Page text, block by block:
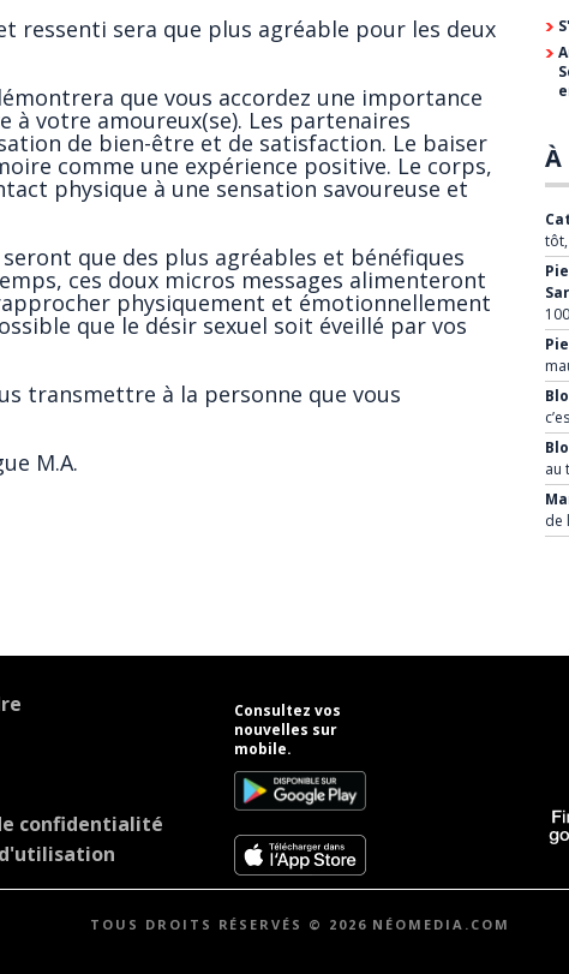
ressenti sera que plus agréable pour les deux
que vous accordez une importance
votre amoureux(se). Les partenaires
de bien-être et de satisfaction. Le baiser
comme une expérience positive. Le corps,
physique à une sensation savoureuse et
que des plus agréables et bénéfiques
ces doux micros messages alimenteront
physiquement et émotionnellement
que le désir sexuel soit éveillé par vos
transmettre à la personne que vous
M.A.
À
au
de
confidentialité
Consultez vos
nouvelles sur
mobile.
TOUS DROITS RÉSERVÉS © 2026 NÉOMEDIA.COM